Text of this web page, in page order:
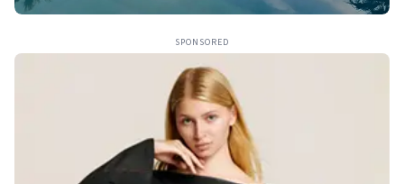
SPONSORED